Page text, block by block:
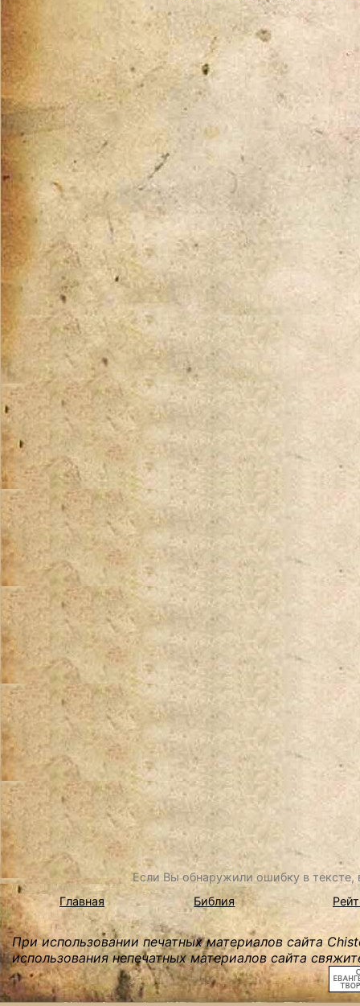
Если Вы обнаружили ошибку в
Главная
Библия
При использовании печатных материалов сайта
использования непечатных материалов сайта